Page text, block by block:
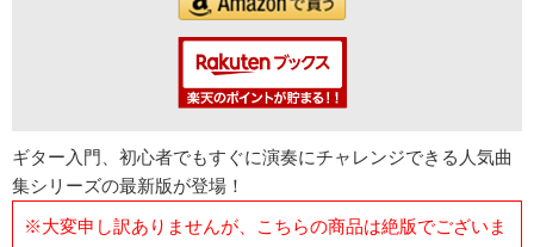
ギター入門、初心者でもすぐに演奏にチャレンジできる人気曲
集シリーズの最新版が登場！
※大変申し訳ありませんが、こちらの商品は絶版でございま